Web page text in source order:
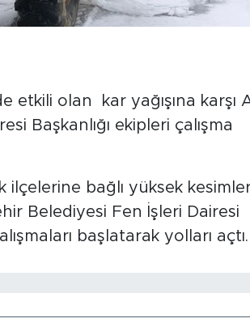
etkili olan kar yağışına karşı
Başkanlığı ekipleri çalışma
ilçelerine bağlı yüksek
Belediyesi Fen İşleri Dairesi
başlatarak yolları açtı.